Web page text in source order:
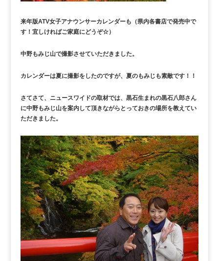
来年版ATV女子アナウンサーカレンダーも（県内各書店で発売中で
す！宜しければご家庭にどうぞ☆）
中野もみじ山で撮影させていただきました。
カレンダーは夏に撮影をしたのですが、夏のもみじも素敵です！！
さてさて、ニュースワイドの取材では、黒石生まれの黒石八郎さん
に中野もみじ山を案内して頂きながらとっておきの場所を教えてい
ただきました。